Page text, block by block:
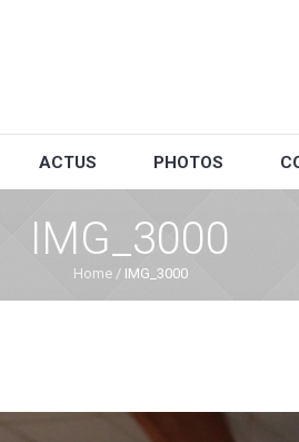
ACTUS PHOTOS
IMG_3000
Home / IMG_3000